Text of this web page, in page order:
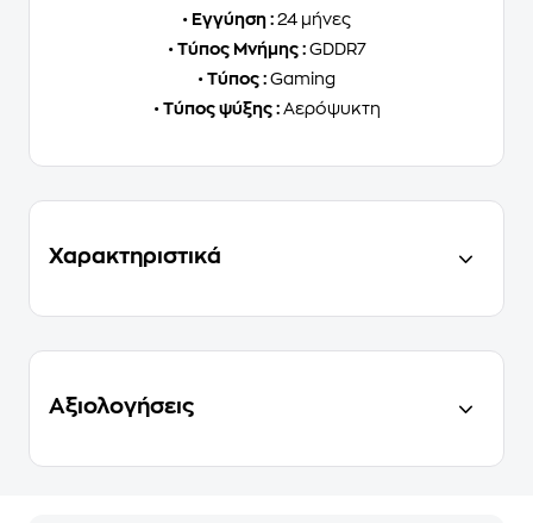
• Εγγύηση : 24 μήνες
•Τύπος Μνήμης :GDDR7
• Τύπος : Gaming
•Τύπος ψύξης :Αερόψυκτη
Χαρακτηριστικά
Αξιολογήσεις